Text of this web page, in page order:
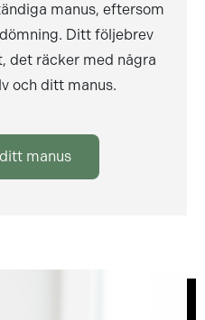
manus, eftersom
Ditt följebrev
det räcker med några
och ditt manus.
manus